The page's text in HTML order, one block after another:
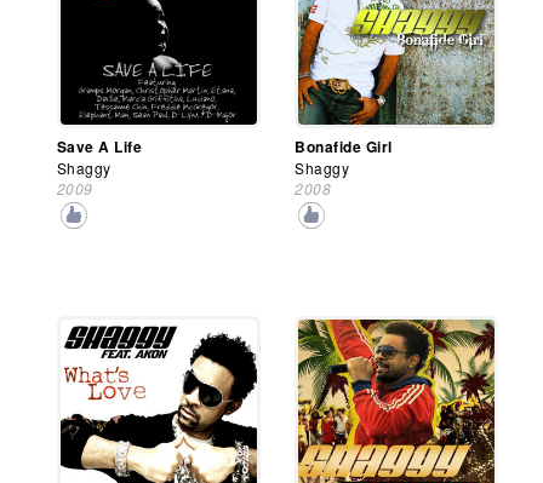
Save A Life
Shaggy
2009
Bonafide Girl
Shaggy
2008